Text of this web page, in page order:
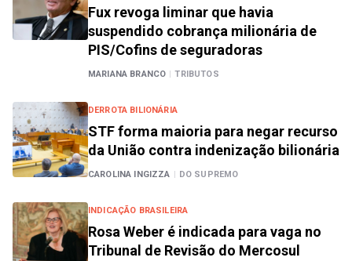
Fux revoga liminar que havia
suspendido cobrança milionária de
PIS/Cofins de seguradoras
MARIANA BRANCO | TRIBUTOS
DERROTA BILIONÁRIA
STF forma maioria para negar recurso
da União contra indenização bilionária
CAROLINA INGIZZA | DO SUPREMO
INDICAÇÃO BRASILEIRA
Rosa Weber é indicada para vaga no
Tribunal de Revisão do Mercosul